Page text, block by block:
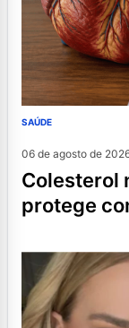
SAÚDE
06 de agosto de
colesterol normal nem sempre
protege